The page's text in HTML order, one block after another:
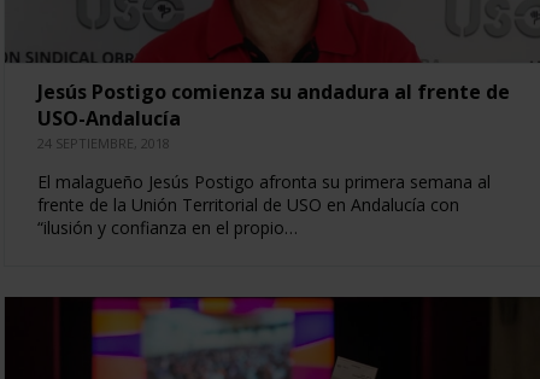
Jesús Postigo comienza su andadura al frente de
USO-Andalucía
24 SEPTIEMBRE, 2018
El malagueño Jesús Postigo afronta su primera semana al
frente de la Unión Territorial de USO en Andalucía con
“ilusión y confianza en el propio…